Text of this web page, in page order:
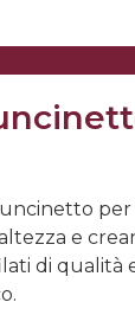
e
di qualità